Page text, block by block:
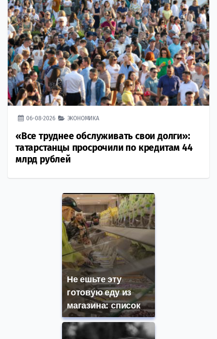
06-08-2026 ЭКОНОМИКА
«Все труднее обслуживать свои долги»:
татарстанцы просрочили по кредитам 44
млрд рублей
Не ешьте эту
готовую еду из
магазина: список